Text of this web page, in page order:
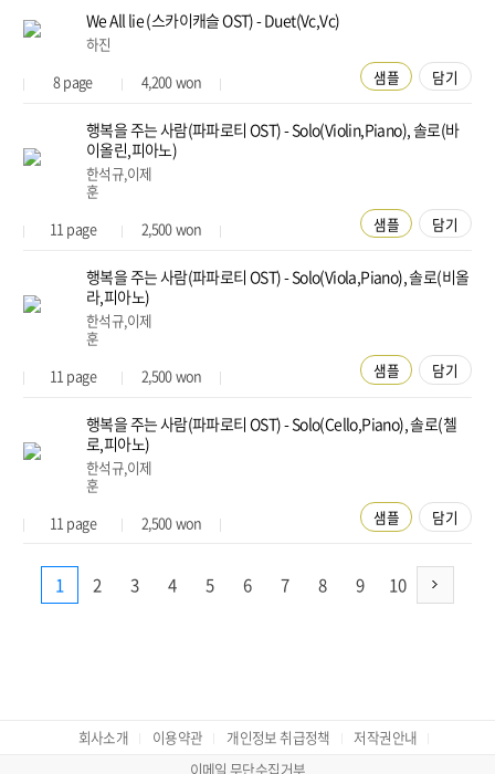
We All lie (스카이캐슬 OST) - Duet(Vc,Vc)
하진
8page 4,200won 샘플 담기
행복을 주는 사람(파파로티 OST) - Solo(Violin,Piano), 솔로(바
이올린,피아노)
한석규,이제
훈
11 page 2,500won 샘플 담기
행복을 주는 사람(파파로티 OST) - Solo(Viola,Piano), 솔로(비올
라,피아노)
한석규,이제
훈
11 page 2,500won 샘플 담기
행복을 주는 사람(파파로티 OST) - Solo(Cello,Piano), 솔로(첼
로,피아노)
한석규,이제
훈
11 page 2,500won 샘플 담기
1 2 3 4 5 6 7 8 9 10
회사소개 이용약관 개인정보 취급정책
저작권안내
이메일 무단수집거부